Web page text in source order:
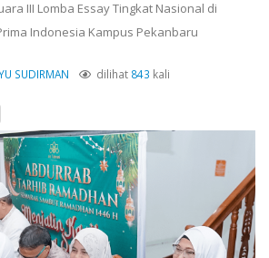
III Lomba Essay Tingkat Nasional di
Indonesia Kampus Pekanbaru
SUDIRMAN dilihat 843 kali